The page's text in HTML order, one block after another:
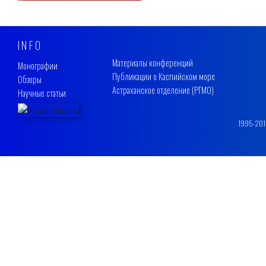
INFO
Монографии
Обзоры
Научные статьи
Материалы конференций
Публикации о Каспийском море
Астраханское отделение (РГМО)
1995-